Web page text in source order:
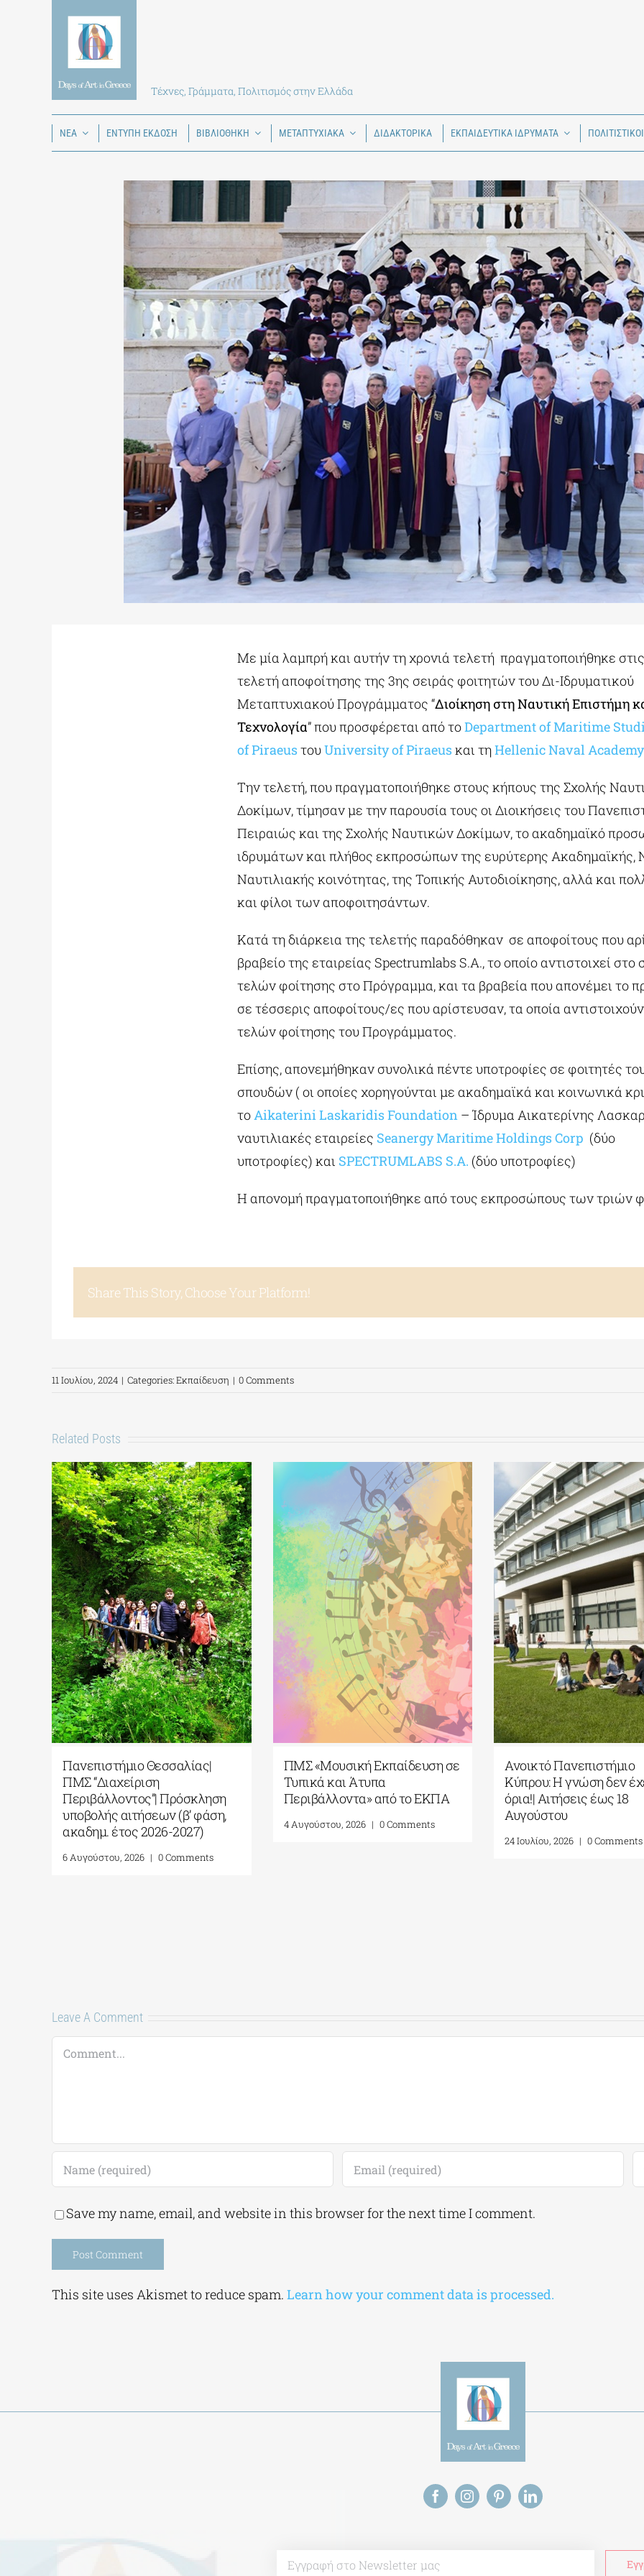
Τέχνες, Γράμματα, Πολιτισμός στην Ελλάδα
ΝΕΑ ΕΝΤΥΠΗ ΕΚΔΟΣΗ ΒΙΒΛΙΟΘΗΚΗ ΜΕΤΑΠΤΥΧΙΑΚΑ ΔΙΔΑΚΤΟΡΙΚΑ ΕΚΠΑΙΔΕΥΤΙΚΑ ΙΔΡΥΜΑΤΑ
Με μία λαμπρή και αυτήν τη χρονιά τελετή πραγματοποιήθηκε στις
τελετή αποφοίτησης της 3ης σειράς φοιτητών του Δι-Ιδρυματικού
Μεταπτυχιακού Προγράμματος “Διοίκηση στη Ναυτική Επιστήμη
Τεχνολογία” που προσφέρεται από τοDepartment of Maritime
of PiraeusτουUniversity of Piraeusκαι τηHellenic Naval
Την τελετή, που πραγματοποιήθηκε στους κήπους της Σχολής
Δοκίμων, τίμησαν με την παρουσία τους οι Διοικήσεις του
Πειραιώς και της Σχολής Ναυτικών Δοκίμων, το ακαδημαϊκό
ιδρυμάτων και πλήθος εκπροσώπων της ευρύτερης Ακαδημαϊκής,
Ναυτιλιακής κοινότητας, της Τοπικής Αυτοδιοίκησης, αλλά και
και φίλοι των αποφοιτησάντων.
Κατά τη διάρκεια της τελετής παραδόθηκαν σε αποφοίτους που
βραβείο της εταιρείας Spectrumlabs S.A., το οποίο αντιστοιχεί
τελών φοίτησης στο Πρόγραμμα, και τα βραβεία που απονέμει το
σε τέσσερις αποφοίτους/ες που αρίστευσαν, τα οποία
τελών φοίτησης του Προγράμματος.
Επίσης, απονεμήθηκαν συνολικά πέντε υποτροφίες σε φοιτητές
σπουδών ( οι οποίες χορηγούνται με ακαδημαϊκά και κοινωνικά
τοAikaterini Laskaridis Foundation– Ίδρυμα Αικατερίνης
ναυτιλιακές εταιρείες Seanergy Maritime Holdings Corp (δύο
υποτροφίες) και SPECTRUMLABS S.A. (δύο υποτροφίες)
Η απονομή πραγματοποιήθηκε από τους εκπροσώπους των τριών
Share This Story, Choose Your Platform!
11 Ιουλίου, 2024 | Categories:Εκπαίδευση | 0 Comments
Related Posts
Παράταση προθεσμίας
υποβολής αιτήσεων!|
Πανεπιστήμιο Δυτικής
Μακεδονίας| Τμήμα
Διοικητικής Επιστήμης και
Μεταπτυχιακών Σπουδών
Πανεπιστήμιο Θεσσαλίας|
ΠΜΣ “Διαχείριση
Περιβάλλοντος”| Πρόσκληση
ακαδημ. έτος 2026-2027)
ΠΜΣ «Μουσική Εκπαίδευση
Τυπικά και Άτυπα
Περιβάλλοντα» από το
4 Αυγούστου, 2026
Leave A Comment
Comment
Save my name, email, and website in this browser for the next time I comment.
This site uses Akismet to reduce spam. Learn how your comment data is processed.